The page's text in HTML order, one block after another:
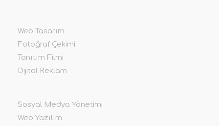
Web Tasarım
Fotoğraf Çekimi
Tanıtım Filmi
Dijital Reklam
Sosyal Medya Yönetimi
Web Yazılım